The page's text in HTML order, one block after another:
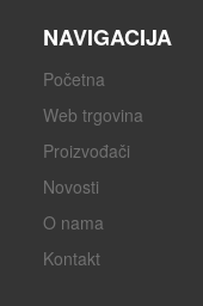
NAVIGACIJA
Početna
Web trgovina
Proizvođači
Novosti
O nama
Kontakt